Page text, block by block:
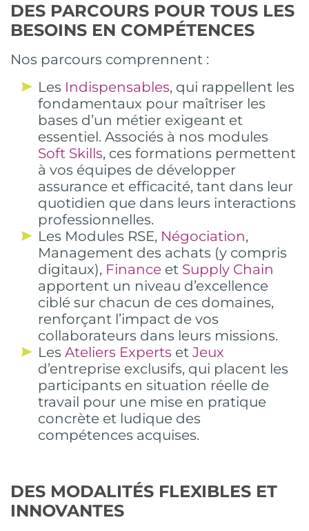
DES PARCOURS POUR TOUS LES
BESOINS EN COMPÉTENCES
Nos parcours comprennent :
Les Indispensables, qui rappellent les
fondamentaux pour maîtriser les
bases d’un métier exigeant et
essentiel. Associés à nos modules
Soft Skills, ces formations permettent
à vos équipes de développer
assurance et efficacité, tant dans leur
quotidien que dans leurs interactions
professionnelles.
Les Modules RSE, Négociation,
Management des achats (y compris
digitaux), Finance et Supply Chain
apportent un niveau d’excellence
ciblé sur chacun de ces domaines,
renforçant l’impact de vos
collaborateurs dans leurs missions.
Les Ateliers Experts et Jeux
d’entreprise exclusifs, qui placent les
participants en situation réelle de
travail pour une mise en pratique
concrète et ludique des
compétences acquises.
DES MODALITÉS FLEXIBLES ET
INNOVANTES